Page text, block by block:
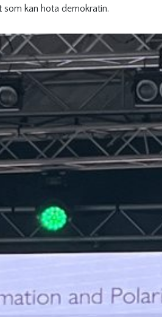
kan hota demokratin.